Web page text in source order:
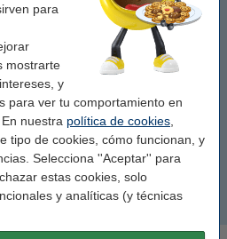
para
mostrarte
y
para ver tu comportamiento en
nuestra política de cookies
tipo de cookies, cómo funcionan, y
Selecciona ''Aceptar'' para
estas cookies, solo
y analíticas (y técnicas